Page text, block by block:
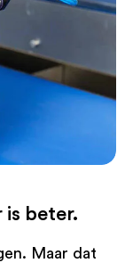
is beter.
Maar dat